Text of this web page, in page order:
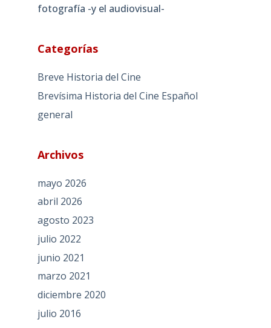
fotografía -y el audiovisual-
Categorías
Breve Historia del Cine
Brevísima Historia del Cine Español
general
Archivos
mayo 2026
abril 2026
agosto 2023
julio 2022
junio 2021
marzo 2021
diciembre 2020
julio 2016